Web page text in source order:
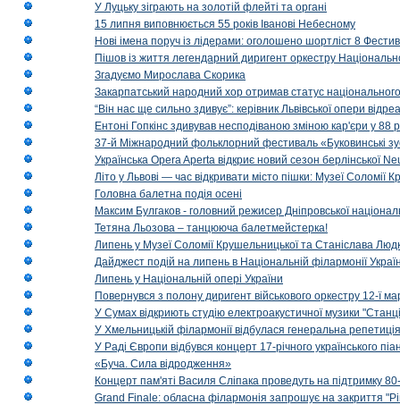
У Луцьку зіграють на золотій флейті та органі
15 липня виповнюється 55 років Іванові Небесному
Нові імена поруч із лідерами: оголошено шортліст 8
Пішов із життя легендарний диригент оркестру
Згадуємо Мирослава Скорика
Закарпатський народний хор отримав статус національного
“Він нас ще сильно здивує”: керівник Львівської опери
Ентоні Гопкінс здивував несподіваною зміною кар'єри у 88
37-й Міжнародний фольклорний фестиваль «Буковинські
Українська Opera Aperta відкриє новий сезон берлінської
Літо у Львові — час відкривати місто пішки: Музеї Соломії
Головна балетна подія осені
Максим Булгаков - головний режисер Дніпровської
Тетяна Льозова – танцююча балетмейстерка!
Липень у Музеї Соломії Крушельницької та Станіслава
Дайджест подій на липень в Національній філармонії
Липень у Національній опері України
Повернувся з полону диригент військового оркестру 12-ї
У Сумах відкриють студію електроакустичної музики
У Хмельницькій філармонії відбулася генеральна
У Раді Європи відбувся концерт 17-річного українського
«Буча. Сила відродження»
Концерт пам'яті Василя Сліпака проведуть на підтримку
Grand Finale: обласна філармонія запрошує на закриття